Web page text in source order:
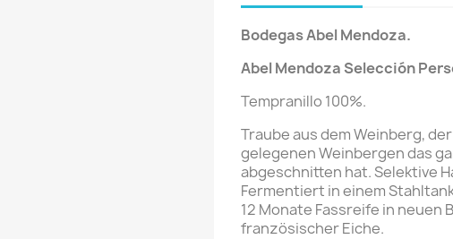
Bodegas Abel Mendoza.
Abel MendozaSelección
Tempranillo 100%.
Traube aus dem Weinberg,
gelegenen Weinbergen das
abgeschnitten hat. Selektive
Fermentiert in einem
12 Monate Fassreife in neuen
französischer Eiche.